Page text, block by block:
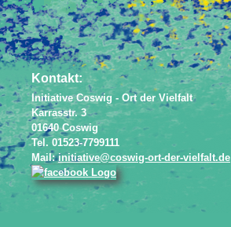
Kontakt:
Initiative Coswig - Ort der Vielfalt
Karrasstr. 3
01640 Coswig
Tel. 01523-7799111
Mail:initiative@coswig-ort-der-vielfalt.de